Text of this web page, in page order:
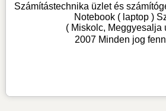
Számítástechnika üzlet és
Notebook ( laptop )
( Miskolc, Meggyesalja
2007 Minden jog